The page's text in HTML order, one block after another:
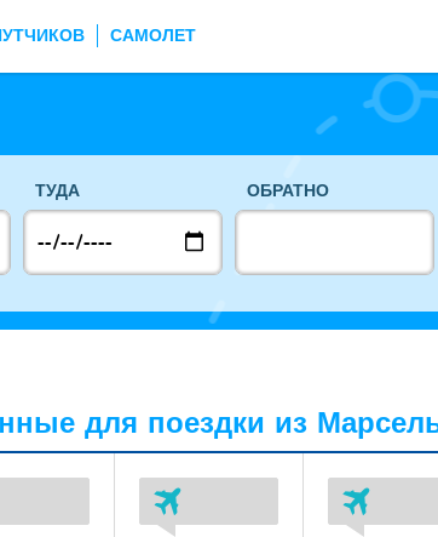
САМОЛЕТ
ТУДА ОБРАТНО
для поездки из